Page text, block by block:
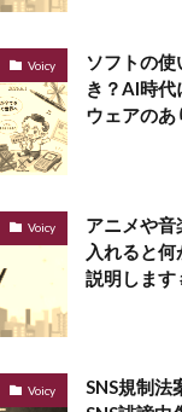
Voicy
ソフトの
き？AI時代
ウェアのあ
Voicy
アニメや音
入れると
説明します
Voicy
SNS規制法